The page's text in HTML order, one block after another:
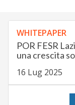
WHITEPAPER
POR FESR
una crescita
16 Lug 2025